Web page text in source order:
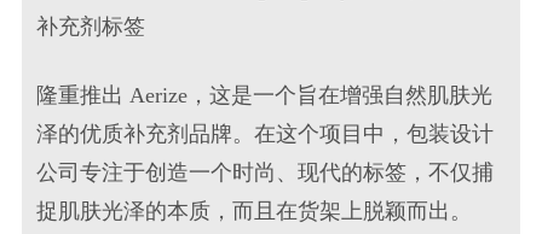
补充剂标签
隆重推出 Aerize，这是一个旨在增强自然肌肤光
泽的优质补充剂品牌。在这个项目中，包装设计
公司专注于创造一个时尚、现代的标签，不仅捕
捉肌肤光泽的本质，而且在货架上脱颖而出。